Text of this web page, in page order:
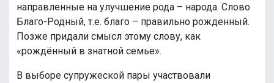
направленные на улучшение рода – народа. Слово
Благо-Родный, т.е. благо – правильно рожденный.
Позже придали смысл этому слову, как
«рождённый в знатной семье».
В выборе супружеской пары участвовали